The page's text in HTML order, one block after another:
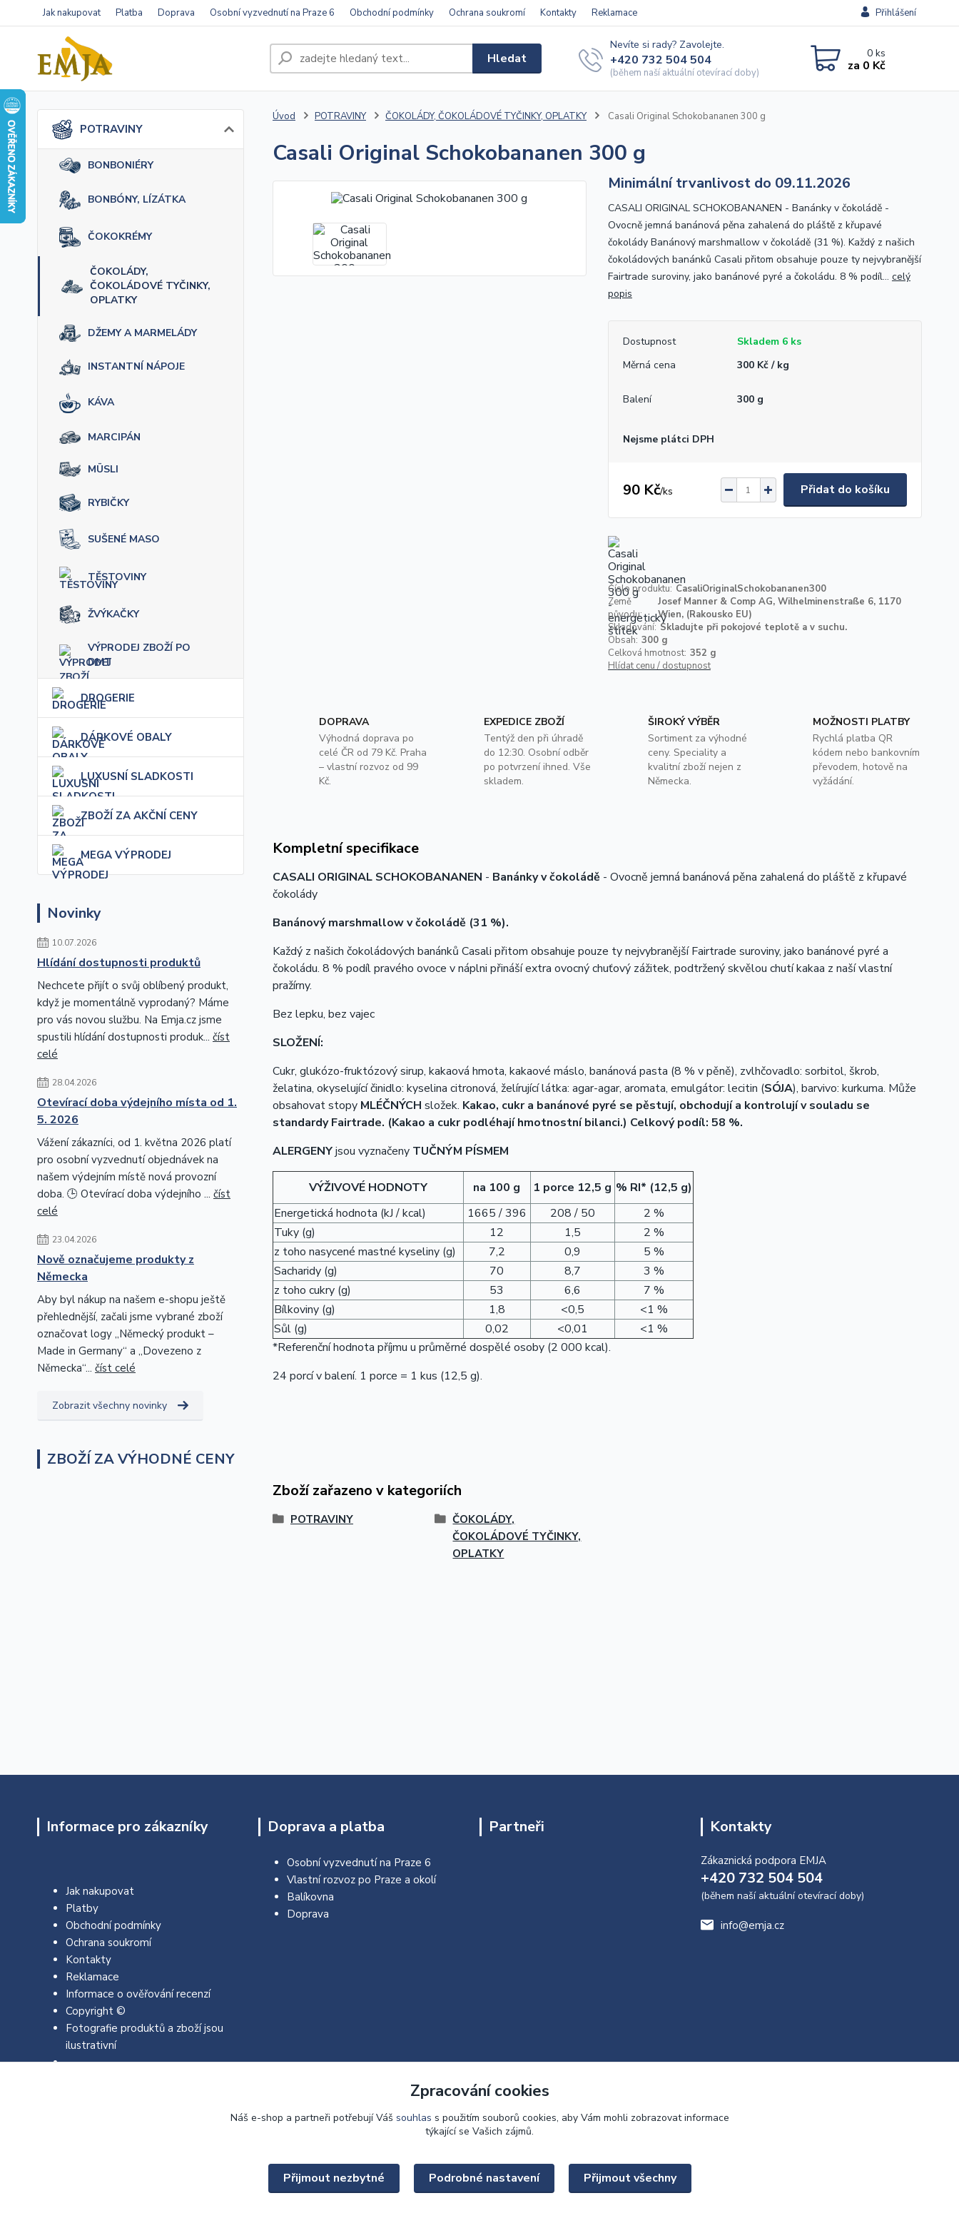
Jak nakupovat Platba Doprava Osobní vyzvednutí na Praze 6 Obchodní podmínky Ochrana soukromí Kontakty Reklamace Přihlášení
Hledat
Nevíte si rady? Zavolejte.
+420 732 504 504
(během naší aktuální otevírací doby)
0ks
za 0 Kč
POTRAVINY
BONBONIÉRY
BONBÓNY, LÍZÁTKA
ČOKOKRÉMY
ČOKOLÁDY,
ČOKOLÁDOVÉ TYČINKY,
OPLATKY
DŽEMY A MARMELÁDY
INSTANTNÍ NÁPOJE
KÁVA
MARCIPÁN
MÜSLI
RYBIČKY
SUŠENÉ MASO
TĚSTOVINY
ŽVÝKAČKY
VÝPRODEJ ZBOŽÍ PO
DMT
DROGERIE
DÁRKOVÉ OBALY
LUXUSNÍ SLADKOSTI
ZBOŽÍ ZA AKČNÍ CENY
MEGA VÝPRODEJ
Novinky
10.07.2026
Hlídání dostupnosti produktů
Nechcete přijít o svůj oblíbený produkt,
když je momentálně vyprodaný? Máme
pro vás novou službu. Na Emja.cz jsme
spustili hlídání dostupnosti produk... číst
celé
28.04.2026
Otevírací doba výdejního místa od 1.
5. 2026
Vážení zákazníci, od 1. května 2026 platí
pro osobní vyzvednutí objednávek na
našem výdejním místě nová provozní
doba. 🕒 Otevírací doba výdejního ... číst
celé
23.04.2026
Nově označujeme produkty z
Německa
Aby byl nákup na našem e-shopu ještě
přehlednější, začali jsme vybrané zboží
označovat logy „Německý produkt –
Made in Germany“ a „Dovezeno z
Německa“... číst celé
Zobrazit všechny novinky
ZBOŽÍ ZA VÝHODNÉ CENY
Úvod POTRAVINY ČOKOLÁDY, ČOKOLÁDOVÉ TYČINKY, OPLATKY Casali Original Schokobananen 300 g
Casali Original Schokobananen 300 g
Minimální trvanlivost do 09.11.2026
CASALI ORIGINAL SCHOKOBANANEN - Banánky v čokoládě -
Ovocně jemná banánová pěna zahalená do pláště z křupavé
čokolády Banánový marshmallow v čokoládě (31 %). Každý z našich
čokoládových banánků Casali přitom obsahuje pouze ty nejvybranější
Fairtrade suroviny, jako banánové pyré a čokoládu. 8 % podíl... celý
popis
Dostupnost
Skladem 6 ks
Měrná cena
300 Kč / kg
Balení 300 g
Nejsme plátci DPH
90 Kč/ks Přidat do košíku
Číslo produktu: CasaliOriginalSchokobananen300
Země
původu:
Josef Manner & Comp AG, Wilhelminenstraße 6, 1170
Wien, (Rakousko EU)
Skladování: Skladujte při pokojové teplotě a v suchu.
Obsah: 300 g
Celková hmotnost: 352 g
Hlídat cenu / dostupnost
DOPRAVA
Výhodná doprava po
celé ČR od 79 Kč. Praha
– vlastní rozvoz od 99
Kč.
EXPEDICE ZBOŽÍ
Tentýž den při úhradě
do 12:30. Osobní odběr
po potvrzení ihned. Vše
skladem.
ŠIROKÝ VÝBĚR
Sortiment za výhodné
ceny. Speciality a
kvalitní zboží nejen z
Německa.
MOŽNOSTI PLATBY
Rychlá platba QR
kódem nebo bankovním
převodem, hotově na
vyžádání.
Kompletní specifikace
CASALI ORIGINAL SCHOKOBANANEN - Banánky v čokoládě - Ovocně jemná banánová pěna zahalená do pláště z křupavé
čokolády
Banánový marshmallow v čokoládě (31 %).
Každý z našich čokoládových banánků Casali přitom obsahuje pouze ty nejvybranější Fairtrade suroviny, jako banánové pyré a
čokoládu. 8 % podíl pravého ovoce v náplni přináší extra ovocný chuťový zážitek, podtržený skvělou chutí kakaa z naší vlastní
pražírny.
Bez lepku, bez vajec
SLOŽENÍ:
Cukr, glukózo-fruktózový sirup, kakaová hmota, kakaové máslo, banánová pasta (8 % v pěně), zvlhčovadlo: sorbitol, škrob,
želatina, okyselující činidlo: kyselina citronová, želírující látka: agar-agar, aromata, emulgátor: lecitin (SÓJA), barvivo: kurkuma. Může
obsahovat stopy MLÉČNÝCH složek. Kakao, cukr a banánové pyré se pěstují, obchodují a kontrolují v souladu se
standardy Fairtrade. (Kakao a cukr podléhají hmotnostní bilanci.) Celkový podíl: 58 %.
ALERGENYjsou vyznačeny TUČNÝM PÍSMEM
VÝŽIVOVÉ HODNOTY na 100 g 1 porce 12,5 g % RI* (12,5 g)
Energetická hodnota (kJ / kcal)
1665 / 396 208 / 50
2 %
Tuky (g)
12 1,5
2 %
z toho nasycené mastné kyseliny (g)
7,2 0,9
5 %
Sacharidy (g)
70 8,7
3 %
z toho cukry (g)
53 6,6
7 %
Bílkoviny (g)
1,8 <0,5
<1 %
Sůl (g)
0,02 <0,01
<1 %
*Referenční hodnota příjmu u průměrné dospělé osoby (2 000 kcal).
24 porcí v balení. 1 porce = 1 kus (12,5 g).
Zboží zařazeno v kategoriích
POTRAVINY
ČOKOLÁDY,
ČOKOLÁDOVÉ TYČINKY,
OPLATKY
Informace pro zákazníky
Jak nakupovat
Platby
Obchodní podmínky
Ochrana soukromí
Kontakty
Reklamace
Informace o ověřování recenzí
Copyright ©
Fotografie produktů a zboží jsou
ilustrativní
Doprava a platba
Osobní vyzvednutí na Praze 6
Vlastní rozvoz po Praze a okolí
Balíkovna
Doprava
Partneři Kontakty
Zákaznická podpora EMJA
+420 732 504 504
(během naší aktuální otevírací doby)
info@emja.cz
Zpracování cookies
Náš e-shop a partneři potřebují Váš souhlas s použitím souborů cookies, aby Vám mohli zobrazovat informace
týkající se Vašich zájmů.
Přijmout nezbytné Podrobné nastavení Přijmout všechny